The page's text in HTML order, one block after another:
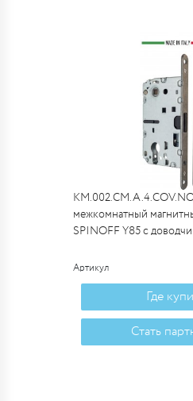
межкомнатный
SPINOFF Y85 с
Артикул
Где
Стать